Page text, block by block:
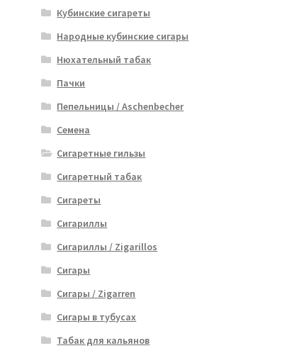
Кубинские сигареты
Народные кубинские сигары
Нюхательный табак
Пачки
Пепельницы / Aschenbecher
Семена
Сигаретные гильзы
Сигаретный табак
Сигареты
Сигариллы
Сигариллы / Zigarillos
Сигары
Сигары / Zigarren
Сигары в тубусах
Табак для кальянов